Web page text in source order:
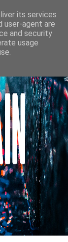
its services
user-agent are
and security
usage